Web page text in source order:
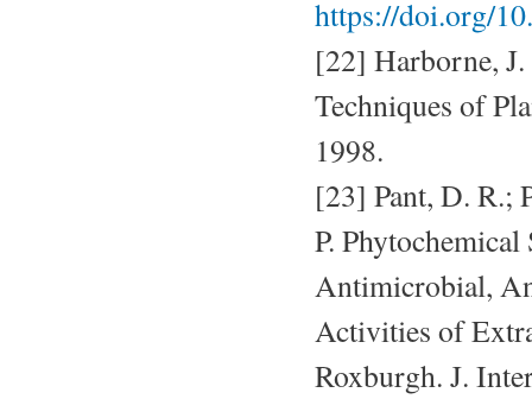
https://doi.org/
[22] Harborne,
Techniques of
1998.
[23] Pant, D. R.;
P.
Antimicrobial,
Activities of
Roxburgh. J.